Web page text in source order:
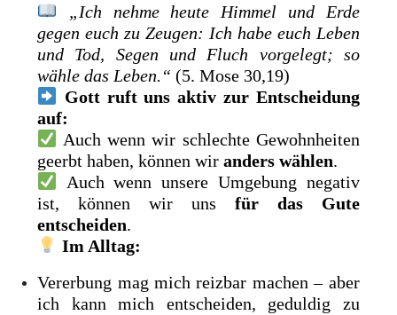
„Ich nehme heute Himmel und Erde
gegen euch zu Zeugen: Ich habe euch Leben
und Tod, Segen und Fluch vorgelegt; so
wähle das Leben.“ (5. Mose 30,19)
Gott ruft uns aktiv zur Entscheidung
auf:
Auch wenn wir schlechte Gewohnheiten
geerbt haben, können wiranders wählen.
Auch wenn unsere Umgebung negativ
ist, können wir uns für das Gute
entscheiden.
Im Alltag:
Vererbung mag mich reizbar machen – aber
ich kann mich entscheiden, geduldig zu